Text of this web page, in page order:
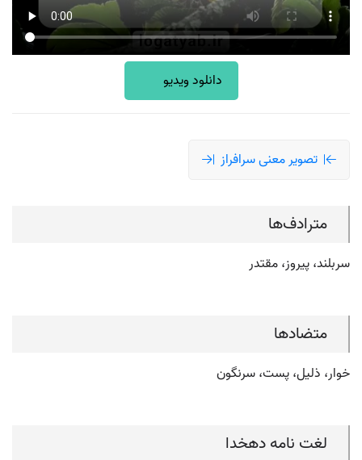
دانلود ویدیو
تصویر معنی سرافراز
مترادف‌ها
سربلند، پیروز، مقتدر
متضادها
خوار، ذلیل، پست، سرنگون
لغت نامه دهخدا